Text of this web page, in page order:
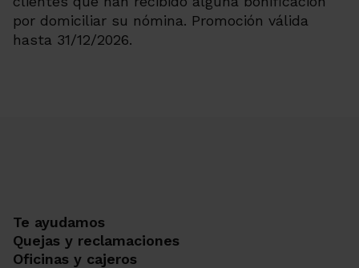
por domiciliar su nómina. Promoción válida
hasta 31/12/2026.
Te ayudamos
Quejas y reclamaciones
Oficinas y cajeros